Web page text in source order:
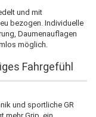
und mit
bezogen. Individuelle
Daumenauflagen
möglich.
Fahrgefühl
und sportliche GR